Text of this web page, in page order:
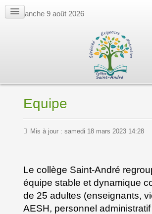
dimanche 9 août 2026
Equipe
Mis à jour : samedi 18 mars 2023 14:28
Le collège Saint-André
équipe stable et dynamique
de 25 adultes (enseignants,
AESH, personnel